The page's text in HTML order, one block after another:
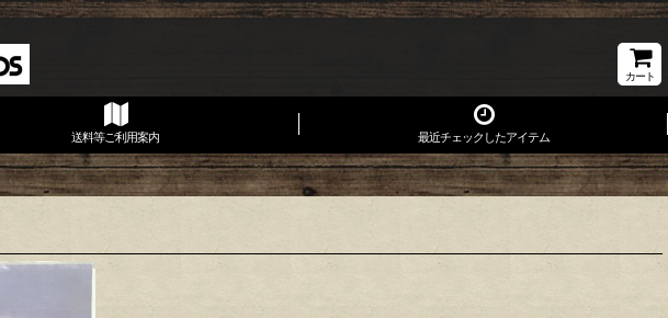
カート
送料等ご利用案内 最近チェックしたアイテム